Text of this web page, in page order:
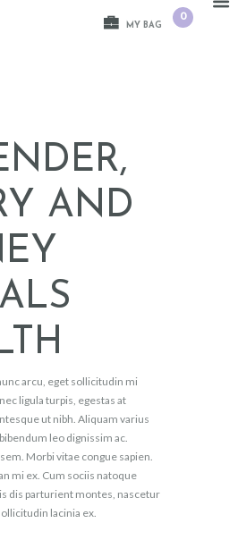
MY BAG
0
AND
arcu, eget sollicitudin mi
ligula turpis, egestas at
ut nibh. Aliquam varius
leo dignissim ac.
Morbi vitae congue sapien.
mi ex. Cum sociis natoque
dis parturient montes, nascetur
lacinia ex.